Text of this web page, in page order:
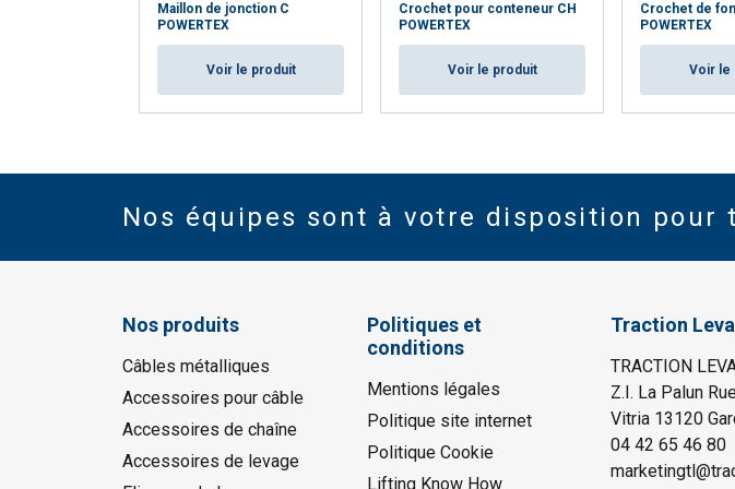
Maillon de jonction C
POWERTEX
Voir le produit
Crochet pour conteneur CH
POWERTEX
Voir le produit
Crochet de
POWERTEX
Voir le
Nos équipes sont à votre disposition pour
Nos produits
Câbles métalliques
Accessoires pour câble
Accessoires de chaîne
Accessoires de levage
Politiques et
conditions
Mentions légales
Politique site internet
Politique Cookie
Lifting Know How
Traction
TRACTION
Z.I. La Palun
Vitria 13120
04 42 65 46 80